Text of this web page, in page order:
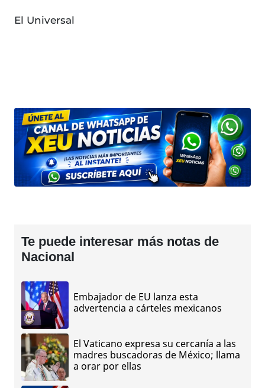
El Universal
Te puede interesar más notas de
Nacional
Embajador de EU lanza esta
advertencia a cárteles mexicanos
El Vaticano expresa su cercanía a las
madres buscadoras de México; llama
a orar por ellas